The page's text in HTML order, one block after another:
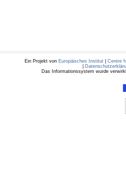
Ein Projekt von Europäisches Institut
Centre
Das Informationssystem wurde